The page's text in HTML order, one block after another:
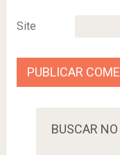
Site
BUSCAR